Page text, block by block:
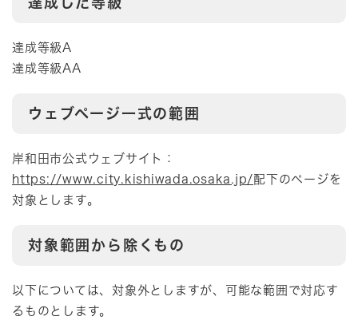
達成等級A
達成等級AA
ウェブページ一式の範囲
岸和田市公式ウェブサイト：
https://www.city.kishiwada.osaka.jp/配下のページを
対象とします。
対象範囲から除くもの
以下については、対象外としますが、可能な範囲で対応す
るものとします。